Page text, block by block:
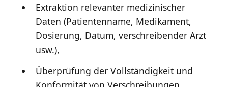
Extraktion relevanter medizinischer
Daten (Patientenname, Medikament,
Dosierung, Datum, verschreibender Arzt
usw.),
Überprüfung der Vollständigkeit und